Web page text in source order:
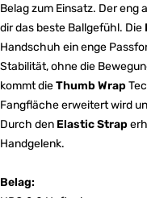
Belag zum Einsatz. Der eng
dir das beste Ballgefühl. Die
Handschuh ein enge
Stabilität, ohne die
kommt dieThumb Wrap
Fangfläche erweitert wird
Durch den Elastic Strap
Handgelenk.
Belag: